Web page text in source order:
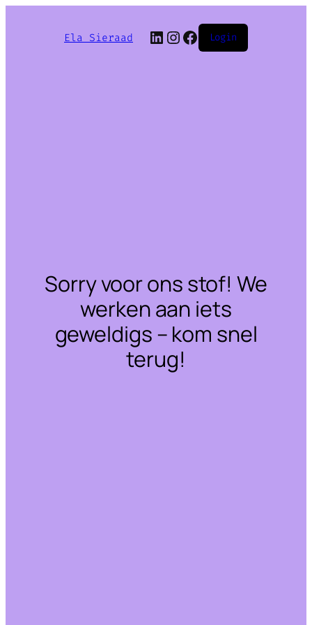
Ela Sieraad LinkedIn
Instagram
Facebook
Login
Sorry voor ons stof! We
werken aan iets
geweldigs – kom snel
terug!